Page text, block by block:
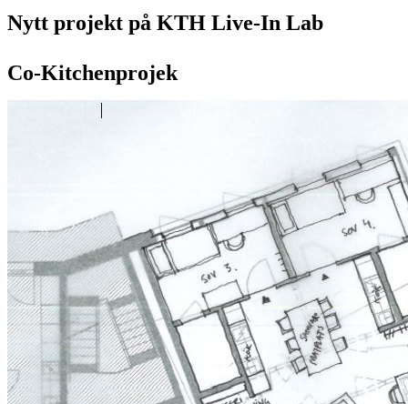
Nytt projekt på KTH Live-In Lab
Co-Kitchenprojek